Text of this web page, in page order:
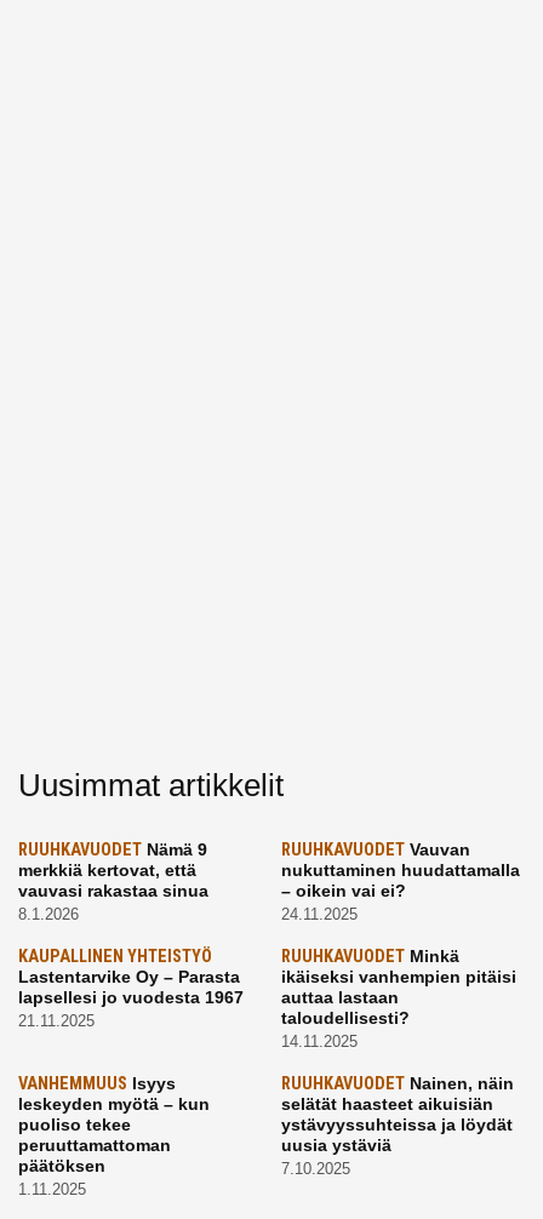
Uusimmat artikkelit
RUUHKAVUODET Nämä 9
merkkiä kertovat, että
vauvasi rakastaa sinua
8.1.2026
RUUHKAVUODETVauvan
nukuttaminen huudattamalla
– oikein vai ei?
24.11.2025
KAUPALLINEN YHTEISTYÖ
Lastentarvike Oy – Parasta
lapsellesi jo vuodesta 1967
21.11.2025
RUUHKAVUODETMinkä
ikäiseksi vanhempien pitäisi
auttaa lastaan
taloudellisesti?
14.11.2025
VANHEMMUUS Isyys
leskeyden myötä – kun
puoliso tekee
peruuttamattoman
päätöksen
1.11.2025
RUUHKAVUODETNainen, näin
selätät haasteet aikuisiän
ystävyyssuhteissa ja löydät
uusia ystäviä
7.10.2025